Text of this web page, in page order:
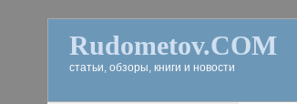
Rudometov.COM
статьи, обзоры, книги и новости